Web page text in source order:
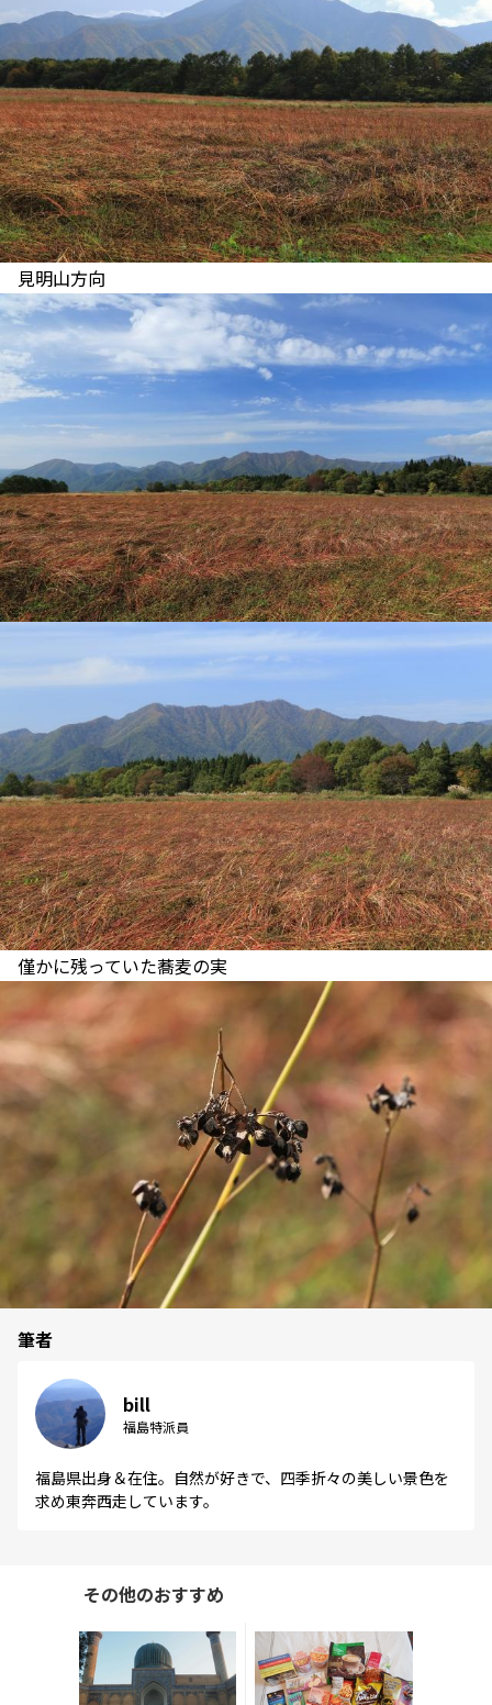
見明山方向
僅かに残っていた蕎麦の実
筆者
bill
福島特派員
福島県出身＆在住。自然が好きで、四季折々の美しい景色を
求め東奔西走しています。
その他のおすすめ